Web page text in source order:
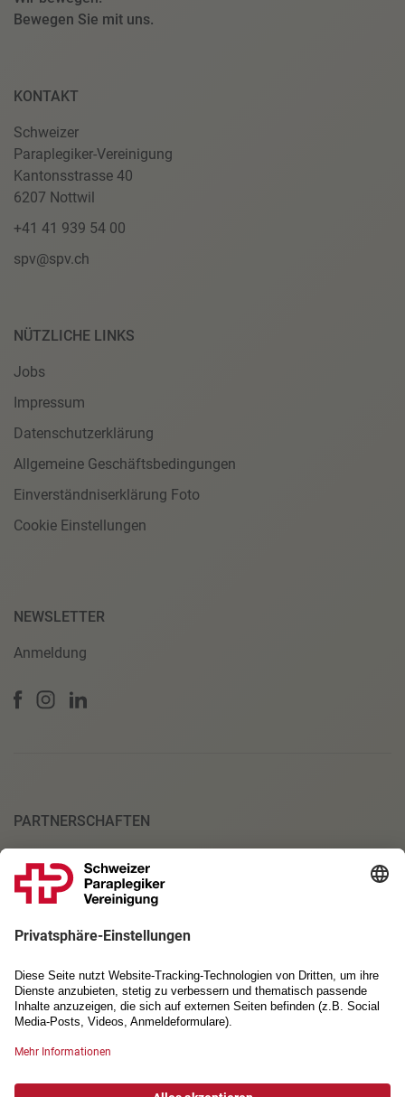
Bewegen Sie mit uns.
KONTAKT
Schweizer
Paraplegiker-Vereinigung
Kantonsstrasse 40
6207 Nottwil
+41 41 939 54 00
spv@spv.ch
NÜTZLICHE LINKS
Jobs
Impressum
Datenschutzerklärung
Allgemeine Geschäftsbedingungen
Einverständniserklärung Foto
Cookie Einstellungen
NEWSLETTER
Anmeldung
PARTNERSCHAFTEN